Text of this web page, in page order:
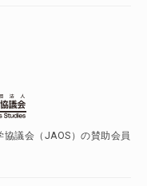
協議会（JAOS）の賛助会員